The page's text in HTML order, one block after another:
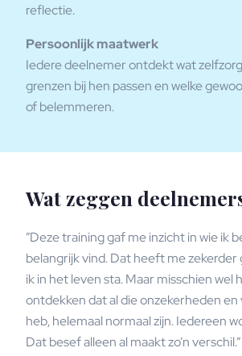
reflectie.
Persoonlijk maatwerk
Iedere deelnemer ontdekt wat
grenzen bij hen passen en welke
of belemmeren.
Wat zeggen
”Deze training gaf me inzicht in wie ik
belangrijk vind. Dat heeft me zekerder
ik in het leven sta. Maar misschien wel
ontdekken dat al die onzekerheden en
heb, helemaal normaal zijn. Iedereen
Dat besef alleen al maakt zo’n verschil.”